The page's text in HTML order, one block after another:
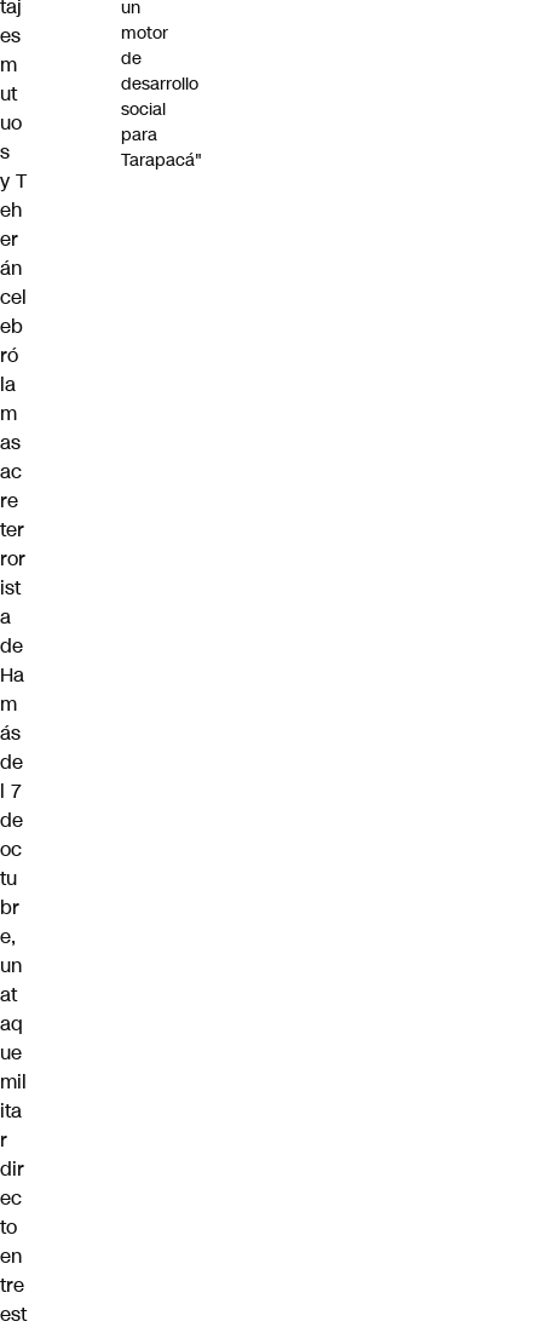
taj
es
m
ut
uo
s
y T
eh
er
án
cel
eb
ró
la
m
as
ac
re
ter
ror
ist
a
de
Ha
m
ás
de
l 7
de
oc
tu
br
e,
un
at
aq
ue
mil
ita
r
dir
ec
to
en
tre
est
un
motor
de
desarrollo
social
para
Tarapacá"